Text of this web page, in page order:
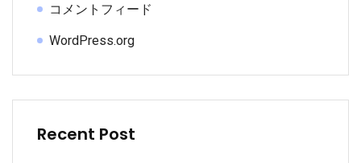
コメントフィード
WordPress.org
Recent Post